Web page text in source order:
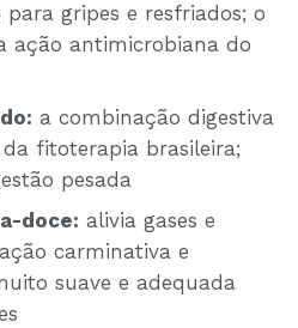
gripes e resfriados; o
ação antimicrobiana do
a combinação digestiva
fitoterapia brasileira;
pesada
doce: alivia gases e
carminativa e
suave e adequada